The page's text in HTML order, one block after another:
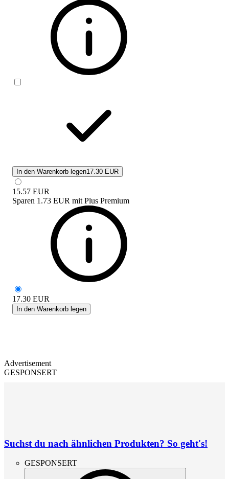
In den Warenkorb legen17.30 EUR
15.57 EUR
Sparen 1.73 EUR mit Plus Premium
17.30 EUR
In den Warenkorb legen
Advertisement
GESPONSERT
Suchst du nach ähnlichen Produkten? So geht's!
GESPONSERT